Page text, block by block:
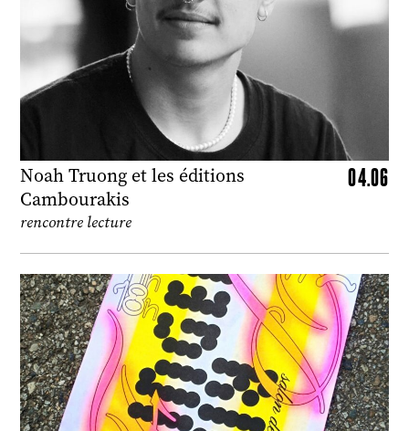
Noah Truong et les éditions
Cambourakis
04.06
rencontre lecture